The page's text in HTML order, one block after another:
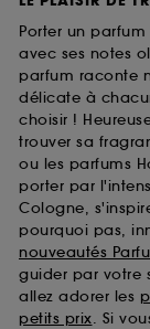
Porter un
avec ses notes
parfum raconte
délicate à
choisir !
trouver sa
ou les parfums
porter par
Cologne,
pourquoi pas,
nouveautés
guider par votre
allez adorer les
petits prix. Si